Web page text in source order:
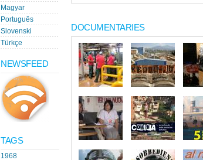
Magyar
Português
Slovenski
Türkçe
NEWSFEED
TAGS
1968
DOCUMENTARIES